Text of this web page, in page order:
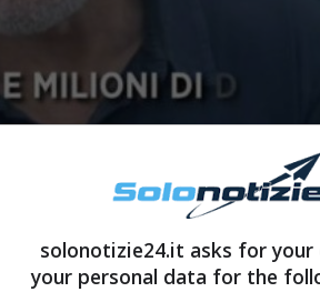
solonotizie24.it asks for your
your personal data for the